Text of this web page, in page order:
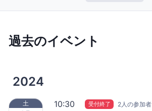
過去のイベント
2024
土
10:30 受付終了 2人の参加者